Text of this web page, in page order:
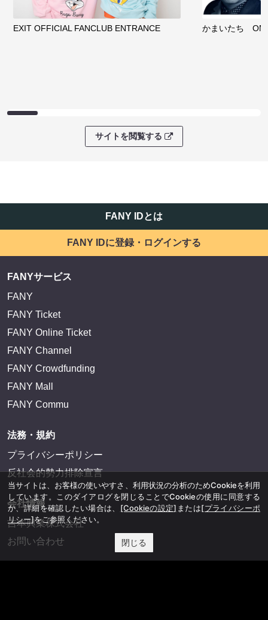
EXIT OFFICIAL FANCLUB ENTRANCE かまいたち
サイトを閲覧する
FANY IDとは
FANY IDに登録・ログインする
FANYサービス
FANY
FANY Ticket
FANY Online Ticket
FANY Channel
FANY Crowdfunding
FANY Mall
FANY Commu
法務・規約
プライバシーポリシー
反社会的勢力排除宣言
会社情報
吉本興業株式会社
お問い合わせ
当サイトは、お客様の使いやすさ、利用状況の分析のためCookieを利用
しています。このダイアログを閉じることでCookieの使用に同意する
か、詳細を確認したい場合は、 [Cookieの設定] または[プライバシーポ
リシー]をご参照ください。
閉じる